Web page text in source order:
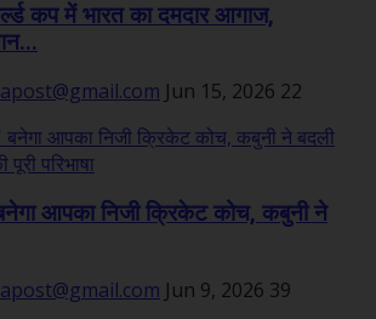
कप में भारत का दमदार आगाज,
Jun 15, 2026 22
आपका निजी क्रिकेट कोच, कबुनी ने
Jun 9, 2026 39